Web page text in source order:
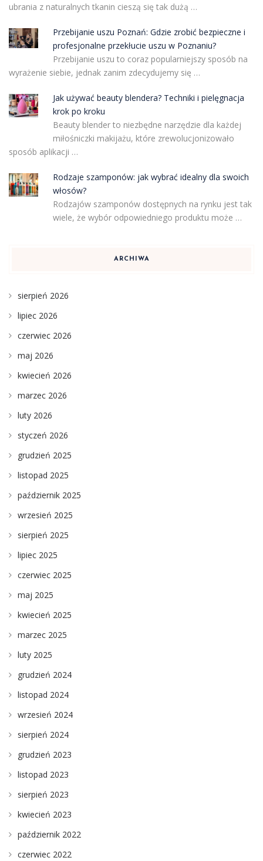
ubrania z naturalnych tkanin cieszą się tak dużą …
Przebijanie uszu Poznań: Gdzie zrobić bezpieczne i
profesjonalne przekłucie uszu w Poznaniu?
Przebijanie uszu to coraz popularniejszy sposób na
wyrażenie siebie, jednak zanim zdecydujemy się …
Jak używać beauty blendera? Techniki i pielęgnacja
krok po kroku
Beauty blender to niezbędne narzędzie dla każdej
miłośniczki makijażu, które zrewolucjonizowało
sposób aplikacji …
Rodzaje szamponów: jak wybrać idealny dla swoich
włosów?
Rodzajów szamponów dostępnych na rynku jest tak
wiele, że wybór odpowiedniego produktu może …
ARCHIWA
sierpień 2026
lipiec 2026
czerwiec 2026
maj 2026
kwiecień 2026
marzec 2026
luty 2026
styczeń 2026
grudzień 2025
listopad 2025
październik 2025
wrzesień 2025
sierpień 2025
lipiec 2025
czerwiec 2025
maj 2025
kwiecień 2025
marzec 2025
luty 2025
grudzień 2024
listopad 2024
wrzesień 2024
sierpień 2024
grudzień 2023
listopad 2023
sierpień 2023
kwiecień 2023
październik 2022
czerwiec 2022